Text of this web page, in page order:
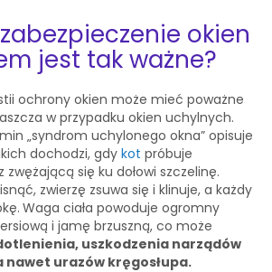
okien
jest tak ważne?
ochrony okien może mieć poważne
w przypadku okien uchylnych.
„syndrom uchylonego okna” opisuje
dochodzi, gdy kot próbuje
się ku dołowi szczelinę.
zwierzę zsuwa się i klinuje, a każdy
Waga ciała powoduje ogromny
i jamę brzuszną, co może
uszkodzenia narządów
urazów kręgosłupa.